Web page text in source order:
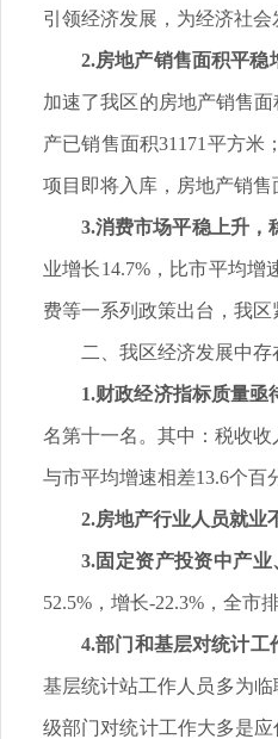
引领经济发展，为经济社会
2.房地产销售面积平稳
加速了我区的房地产销售
产已销售面积31171平方米
项目即将入库，房地产销售
3.消费市场平稳上升，
业增长14.7%，比市平均
费等一系列政策出台，我
二、我区经济发展中存
1.财政经济指标质量亟
名第十一名。其中：税收收
与市平均增速相差13.6个百
2.房地产行业人员就业
3.固定资产投资中产业
52.5%，增长-22.3%，全市
4.部门和基层对统计工
基层统计站工作人员多为
级部门对统计工作大多是